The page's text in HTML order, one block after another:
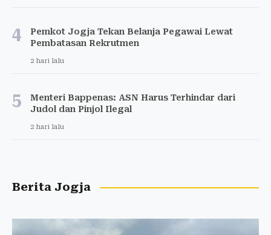
4
Pemkot Jogja Tekan Belanja Pegawai Lewat
Pembatasan Rekrutmen
2 hari lalu
5
Menteri Bappenas: ASN Harus Terhindar dari
Judol dan Pinjol Ilegal
2 hari lalu
Berita Jogja